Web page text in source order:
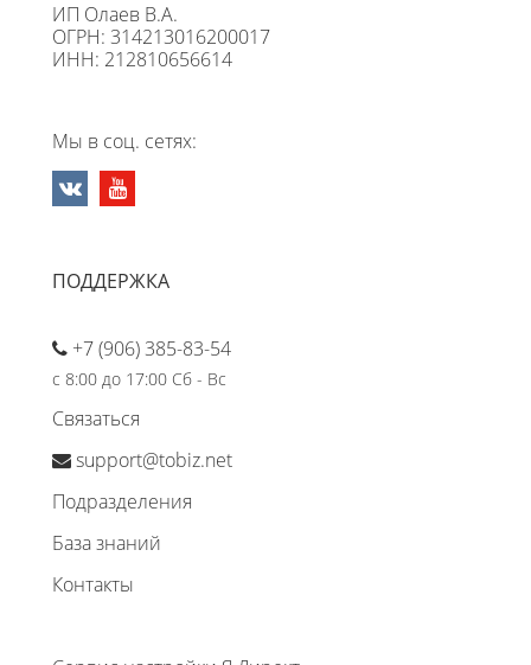
ИП Олаев В.А.
ОГРН: 314213016200017
ИНН: 212810656614
Мы в соц. сетях:
ПОДДЕРЖКА
+7 (906) 385-83-54
с 8:00 до 17:00 Сб - Вс
Связаться
support@tobiz.net
Подразделения
База знаний
Контакты